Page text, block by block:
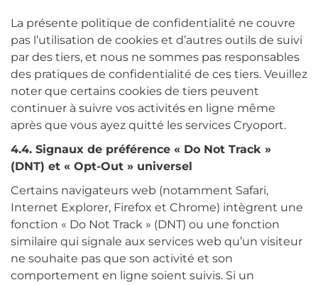
La présente politique de confidentialité ne couvre
pas l’utilisation de cookies et d’autres outils de suivi
par des tiers, et nous ne sommes pas responsables
des pratiques de confidentialité de ces tiers. Veuillez
noter que certains cookies de tiers peuvent
continuer à suivre vos activités en ligne même
après que vous ayez quitté les services Cryoport.
4.4. Signaux de préférence « Do Not Track »
(DNT) et « Opt-Out » universel
Certains navigateurs web (notamment Safari,
Internet Explorer, Firefox et Chrome) intègrent une
fonction « Do Not Track » (DNT) ou une fonction
similaire qui signale aux services web qu’un visiteur
ne souhaite pas que son activité et son
comportement en ligne soient suivis. Si un